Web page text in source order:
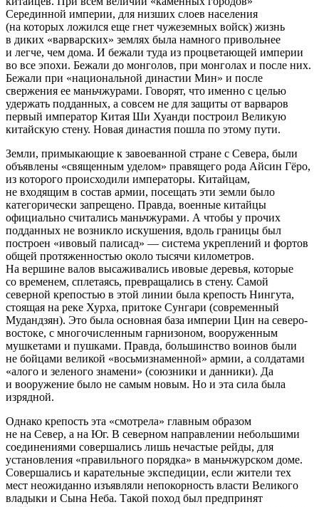
Серединной империи, для низших слоев населения
(на которых ложился еще гнет чужеземных войск) жизнь
в диких «варварских» землях была намного привольнее
и легче, чем дома. И бежали туда из процветающей империи
во все эпохи. Бежали до монголов, при монголах и после них.
Бежали при «национальной династии Мин» и после
свержения ее маньчжурами. Говорят, что именно с целью
удержать подданных, а совсем не для защиты от варваров
первый император Китая Ши Хуанди построил Великую
китайскую стену. Новая династия пошла по этому пути.
Земли, примыкающие к завоеванной стране с Севера, были
объявлены «священным уделом» правящего рода Айсин Гёро,
из которого происходили императоры. Китайцам,
не входящим в состав армии, посещать эти земли было
категорически запрещено. Правда, военные китайцы
официально считались маньчжурами. А чтобы у прочих
подданных не возникло искушения, вдоль границы был
построен «ивовый палисад» — система укреплений и фортов
общей протяженностью около тысячи километров.
На вершине валов высаживались ивовые деревья, которые
со временем, сплетаясь, превращались в стену. Самой
северной крепостью в этой линии была крепость Нингута,
стоящая на реке Хурха, притоке Сунгари (современный
Мудандзян). Это была основная база империи Цин на северо-
востоке, с многочисленным гарнизоном, вооруженным
мушкетами и пушками. Правда, большинство воинов были
не бойцами великой «восьмизнаменной» армии, а солдатами
«алого и зеленого знамени» (союзники и данники). Да
и вооружение было не самым новым. Но и эта сила была
изрядной.
Однако крепость эта «смотрела» главным образом
не на Север, а на Юг. В северном направлении небольшими
соединениями совершались лишь нечастые рейды, для
установления «правильного порядка» в маньчжурском доме.
Совершались и карательные экспедиции, если жители тех
мест неожиданно изъявляли непокорность власти Великого
владыки и Сына Неба. Такой поход был предпринят